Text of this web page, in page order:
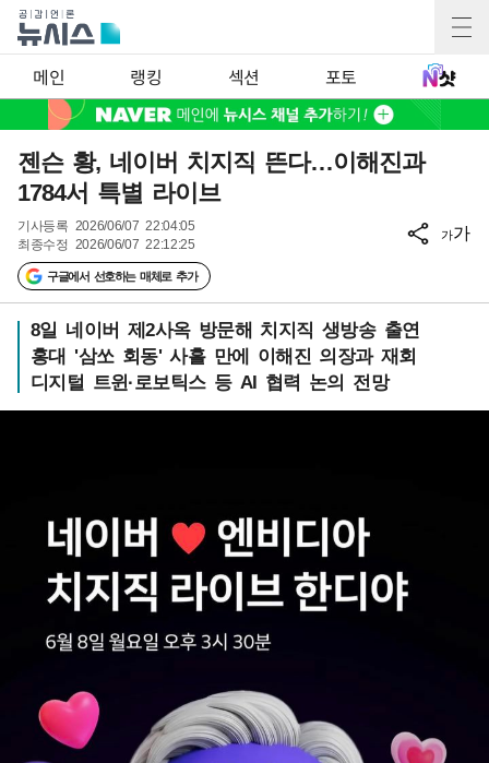
메인 랭킹 섹션 포토
젠슨 황, 네이버 치지직 뜬다…이해진과
1784서 특별 라이브
기사등록 2026/06/07 22:04:05
최종수정 2026/06/07 22:12:25
구글에서 선호하는 매체로 추가
가가
8일 네이버 제2사옥 방문해 치지직 생방송 출연
홍대 '삼쏘 회동' 사흘 만에 이해진 의장과 재회
디지털 트윈·로보틱스 등 AI 협력 논의 전망